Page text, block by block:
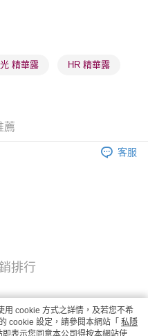
作天送達
後2-5個工作天到店，3天內
免運費
天送達
精華露 HR 精華露
薦
客服
排行
用 cookie 方式之詳情，及若您不希
cookie 設定，請參閱本網站「 私隱
表示您同意本公司得按本網站使用